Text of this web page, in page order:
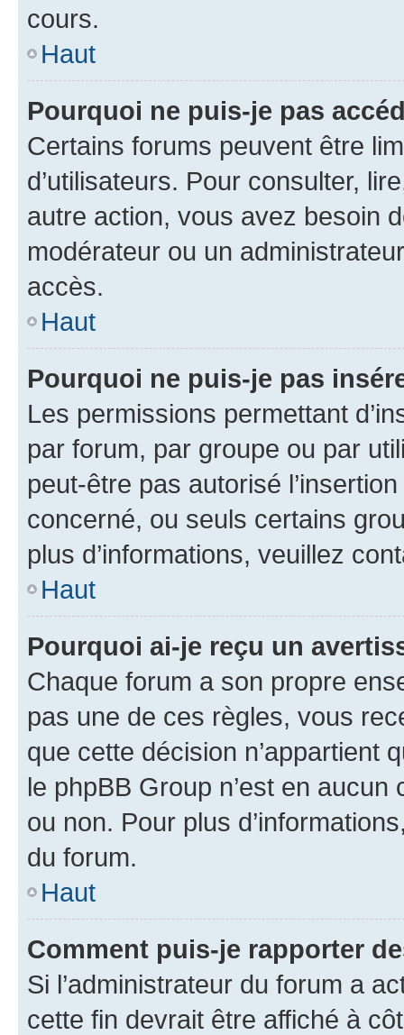
cours.
Haut
Pourquoi ne puis-je pas
Certains forums peuvent être
d’utilisateurs. Pour consulter,
autre action, vous avez besoin
modérateur ou un
accès.
Haut
Pourquoi ne puis-je pas
Les permissions permettant
par forum, par groupe ou par
peut-être pas autorisé
concerné, ou seuls certains
plus d’informations, veuillez
Haut
Pourquoi ai-je reçu un
Chaque forum a son propre
pas une de ces règles, vous
que cette décision n’appartient
le phpBB Group n’est en
ou non. Pour plus
du forum.
Haut
Comment puis-je rapporter
Si l’administrateur du forum a
cette fin devrait être affiché à